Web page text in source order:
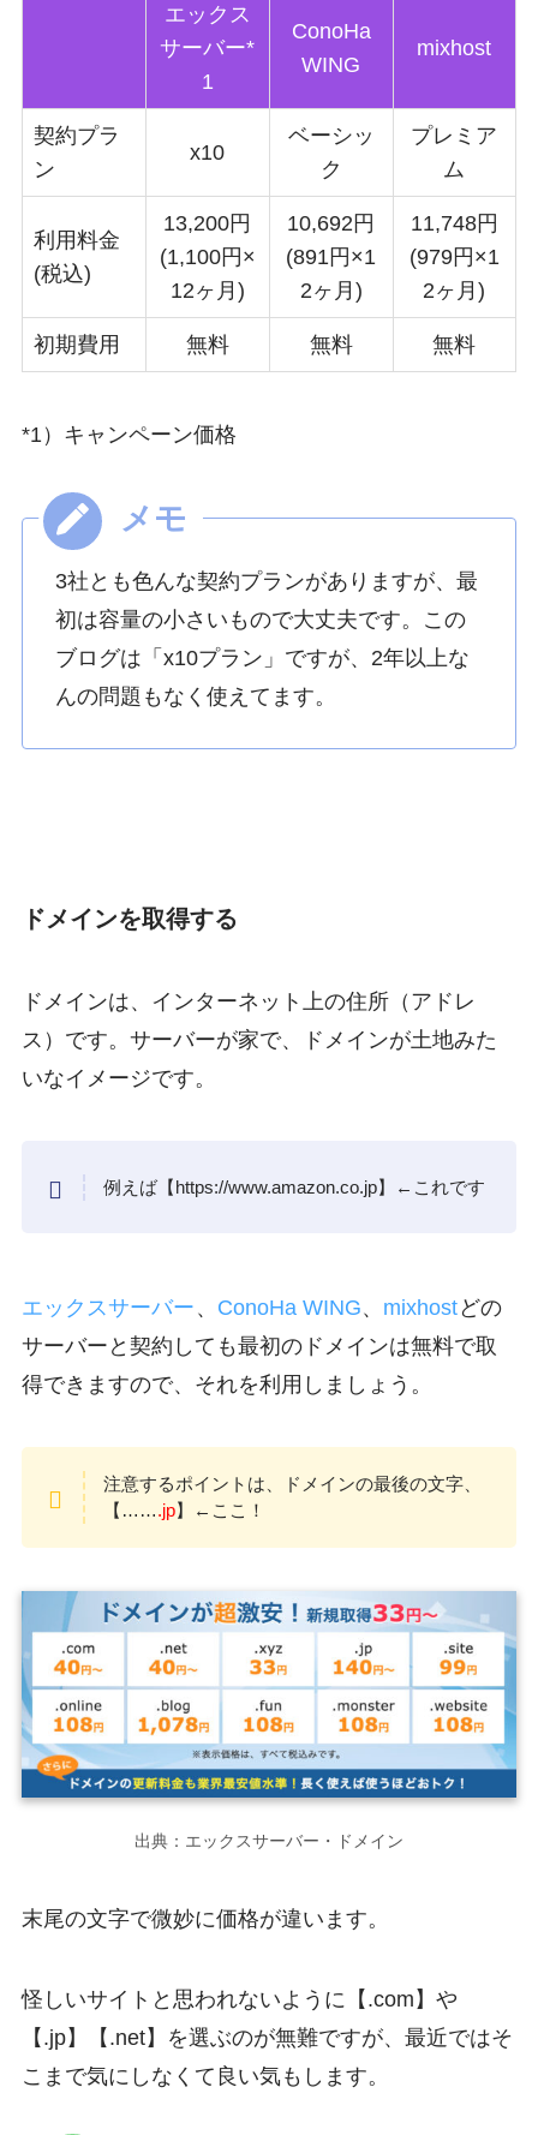
エックス
サーバー*
1
ConoHa
WING
mixhost
契約プラ
ン
x10
ベーシッ
ク
プレミア
ム
利用料金
(税込)
13,200円
(1,100円×
12ヶ月)
10,692円
(891円×1
2ヶ月)
11,748円
(979円×1
2ヶ月)
初期費用 無料 無料 無料
*1）キャンペーン価格
3社とも色んな契約プランがありますが、最
初は容量の小さいもので大丈夫です。この
ブログは「x10プラン」ですが、2年以上な
んの問題もなく使えてます。
ドメインを取得する
ドメインは、インターネット上の住所（アドレ
ス）です。サーバーが家で、ドメインが土地みた
いなイメージです。
例えば【https://www.amazon.co.jp】←これです
エックスサーバー 、 ConoHa WING、 mixhost どの
サーバーと契約しても最初のドメインは無料で取
得できますので、それを利用しましょう。
注意するポイントは、ドメインの最後の文字、
【…….jp】←ここ！
出典：エックスサーバー・ドメイン
末尾の文字で微妙に価格が違います。
怪しいサイトと思われないように【.com】や
【.jp】【.net】を選ぶのが無難ですが、最近ではそ
こまで気にしなくて良い気もします。